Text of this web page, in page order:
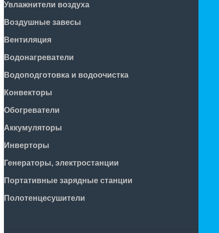
Увлажнители воздуха
Воздушные завесы
Вентиляция
Водонагреватели
Водоподготовка и водоочистка
Конвекторы
Обогреватели
Аккумуляторы
Инверторы
Генераторы, электростанции
Портативные зарядные станции
Полотенцесушители